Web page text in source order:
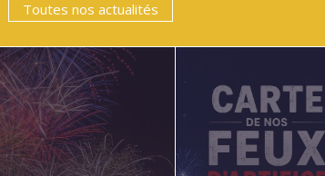
Toutes nos actualités